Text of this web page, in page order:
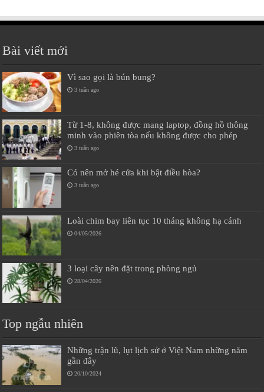
Bài viết mới
Vì sao gọi là bún bung?
3 tuần ago
Từ 1-8, không được mang laptop, đồng hồ thông
minh vào phiên tòa nếu không được cho phép
3 tuần ago
Có nên mở hé cửa khi bật điều hòa?
3 tuần ago
Loài chim bay liên tục 10 tháng không hạ cánh
04/05/2026
3 loại cây nên đặt trong phòng ngủ
28/04/2026
Top ngẫu nhiên
Những trận lũ, lụt lịch sử ở Việt Nam những năm
gần đây
20/10/2024